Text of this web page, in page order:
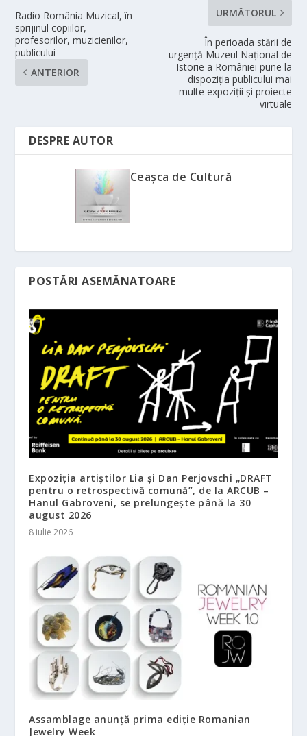
Radio România Muzical, în
sprijinul copiilor,
profesorilor, muzicienilor,
publicului
ANTERIOR
URMĂTORUL
În perioada stării de
urgență Muzeul Național de
Istorie a României pune la
dispoziția publicului mai
multe expoziții și proiecte
virtuale
DESPRE AUTOR
Ceașca de Cultură
POSTĂRI ASEMĂNATOARE
Expoziția artiștilor Lia și Dan Perjovschi „DRAFT
pentru o retrospectivă comună”, de la ARCUB –
Hanul Gabroveni, se prelungește până la 30
august 2026
8 iulie 2026
Assamblage anunță prima ediție Romanian
Jewelry Week